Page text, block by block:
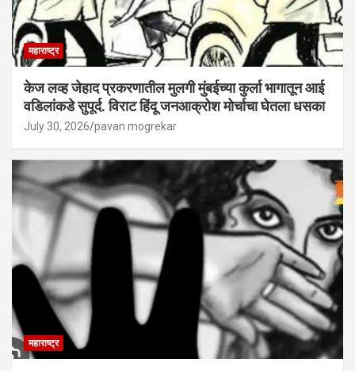
महाराष्ट्र
केज लव्ह जेहाद प्रकरणातील मुलगी मुंबईच्या कुर्ला भागातून आई
वडिलांकडे सुपूर्द. विराट हिंदू जनआक्रोश मोर्चाचा घेतला धसका
July 30, 2026 pavan mogrekar
महाराष्ट्र